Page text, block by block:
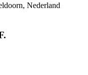
Nederland